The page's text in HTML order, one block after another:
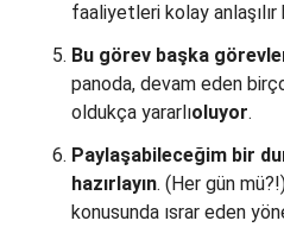
faaliyetleri kolay
Bu görev başka
panoda, devam eden
oldukça yararlıoluyor.
Paylaşabileceğim bir
hazırlayın. (Her gün
konusunda ısrar eden